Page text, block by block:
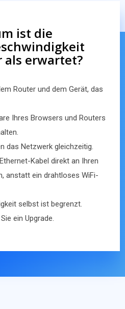
ist die
als erwartet?
Router und dem Gerät, das
Ihres Browsers und Routers
das Netzwerk gleichzeitig.
Kabel direkt an Ihren
anstatt ein drahtloses WiFi-
selbst ist begrenzt.
ein Upgrade.